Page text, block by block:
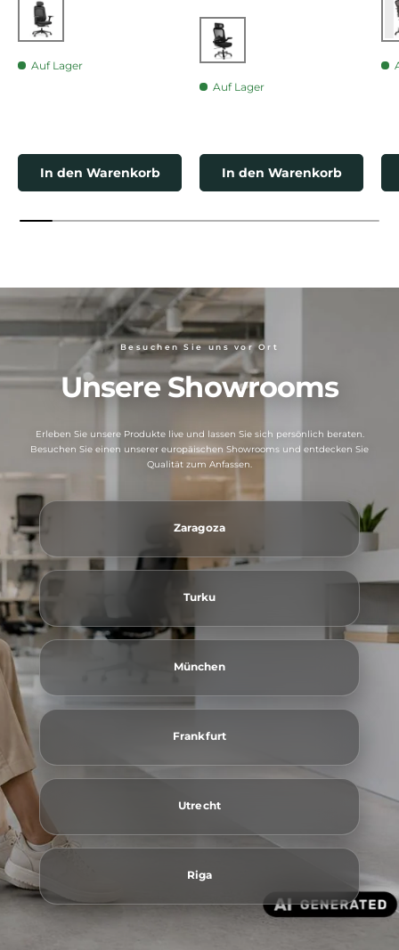
Schwarz
Auf Lager
In den Warenkorb
Schwarz
Auf Lager
In den Warenkorb
Besuchen Sie uns vor Ort
Unsere Showrooms
Erleben Sie unsere Produkte live und lassen Sie sich persönlich beraten.
Besuchen Sie einen unserer europäischen Showrooms und entdecken Sie
Qualität zum Anfassen.
Zaragoza
Turku
München
Frankfurt
Utrecht
Riga